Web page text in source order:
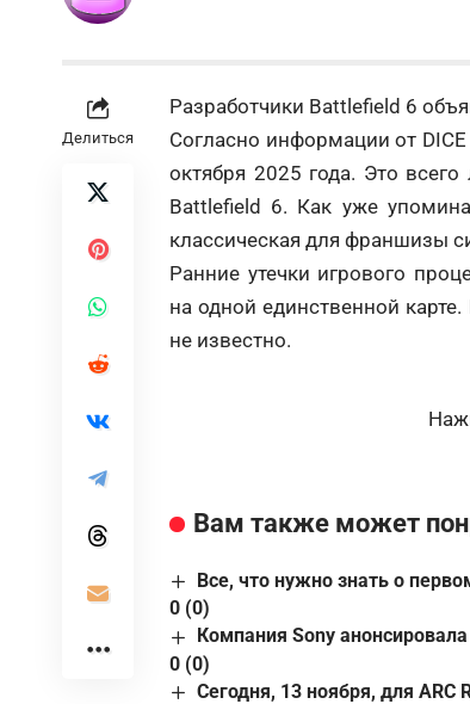
Делиться
Разработчики Battlefield 6
Согласно информации от
октября 2025 года. Это
Battlefield 6. Как уже
классическая для франшизы
Ранние утечки игрового
на одной единственной
не известно.
Вам также может
Все, что нужно знать о
0 (0)
Компания Sony
0 (0)
Сегодня, 13 ноября, для ARC